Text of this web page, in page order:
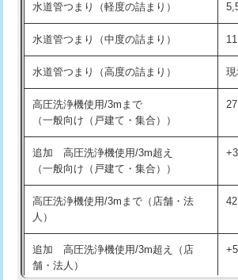
洗面台設置
化粧台設置
追加人工
廃棄・処分
※給水管工事は20mmまでの価格です。
交換・取付(排水栓・排水トラップ
持込商品取付（混合水栓）
持込商品取付（浄水器・分岐水栓）
業）
排水管工事（追加 排水管工事/3ｍ超
水道管つまり（軽度の詰まり）
水道管つまり（中度の詰まり）
水道管つまり（高度の詰まり）
高圧洗浄機使用/3mまで
（一般向け（戸建て・集合））
追加 高圧洗浄機使用/3m超え
（一般向け（戸建て・集合））
高圧洗浄機使用/3mまで（店舗・法
人）
追加 高圧洗浄機使用/3m超え（店
舗・法人）